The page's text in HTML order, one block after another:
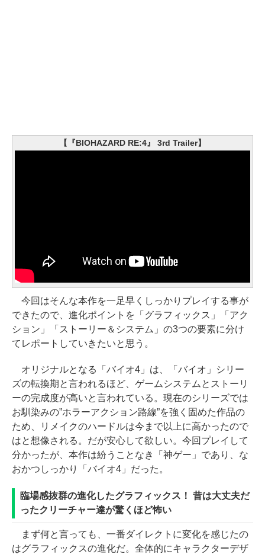
【『BIOHAZARD RE:4』 3rd Trailer】
今回はそんな本作を一足早くしっかりプレイする事が
できたので、進化ポイントを「グラフィックス」「アク
ション」「ストーリー＆システム」の3つの要素に分け
てレポートしていきたいと思う。
オリジナルとなる「バイオ4」は、「バイオ」シリー
ズの転換期と言われるほど、ゲームシステムとストーリ
ーの完成度が高いと言われている。現在のシリーズでは
お馴染みの”ホラーアクション路線”を強く固めた作品の
ため、リメイクのハードルは今まで以上に高かったので
はと想像される。だが安心して欲しい。今回プレイして
分かったが、本作は紛うことなき「神ゲー」であり、な
おかつしっかり「バイオ4」だった。
臨場感抜群の進化したグラフィックス！ 昔は大丈夫だ
ったクリーチャー達が驚くほど怖い
まず何と言っても、一番ダイレクトに変化を感じたの
はグラフィックスの進化だ。全体的にキャラクターデザ